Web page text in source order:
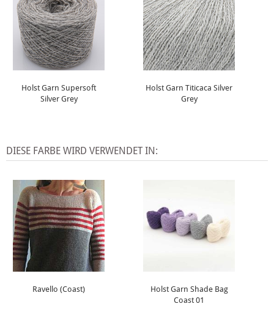
Holst Garn Supersoft
Silver Grey
Holst Garn Titicaca Silver
Grey
DIESE FARBE WIRD VERWENDET IN:
Ravello (Coast)
Holst Garn Shade Bag
Coast 01